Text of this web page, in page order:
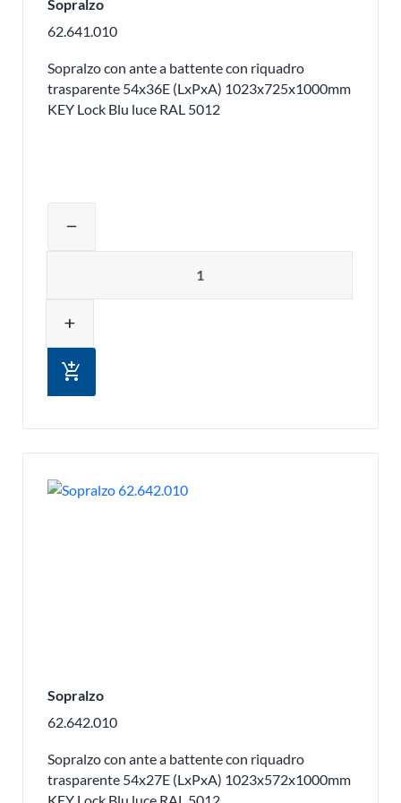
Sopralzo
62.641.010
Sopralzo con ante a battente con riquadro
trasparente 54x36E (LxPxA) 1023x725x1000mm
KEY Lock Blu luce RAL 5012
remove
add
add_shopping_cart
Sopralzo
62.642.010
Sopralzo con ante a battente con riquadro
trasparente 54x27E (LxPxA) 1023x572x1000mm